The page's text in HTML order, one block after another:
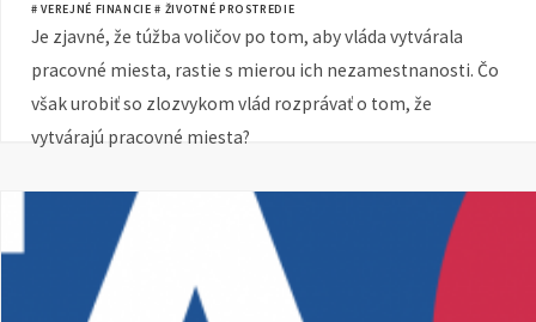
# VEREJNÉ FINANCIE # ŽIVOTNÉ PROSTREDIE
Je zjavné, že túžba voličov po tom, aby vláda vytvárala
pracovné miesta, rastie s mierou ich nezamestnanosti. Čo
však urobiť so zlozvykom vlád rozprávať o tom, že
vytvárajú pracovné miesta?